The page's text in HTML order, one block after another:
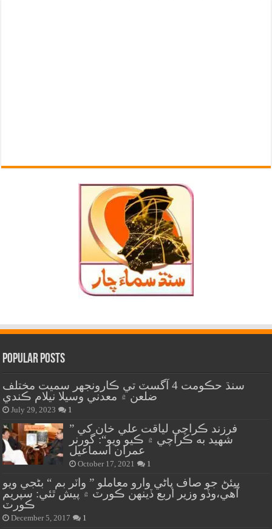
Popular Posts
سنڌ حڪومت 4 آگسٽ تي ڪارونجهر سميت مختلف
ضلعن ۾ معدني وسيلا نيلام ڪندي
July 29, 2023 1
” فرزند ڪراچي لياقت علي خان کي
شهيد به ڪراچي ۾ ڪيو ويو“: گورنر
عمران اسماعيل
October 17, 2021 1
پيئڻ جو صاف پاڻي وارو معاملو ” واٽر بم “ بڻجي ويو
آهي،وڏو وزير اربع ڏينهن ڪورٽ ۾ پيش ٿئي: سپريم
ڪورٽ
December 5, 2017 1